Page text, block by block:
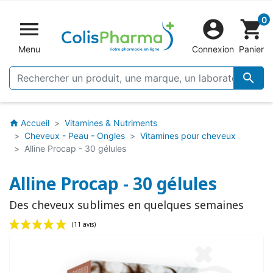

Menu


Connexion
shopping_cart0
Panier
home Accueil
Vitamines & Nutriments
Cheveux - Peau - Ongles
Vitamines pour cheveux
Alline Procap - 30 gélules
Alline Procap - 30 gélules
Des cheveux sublimes en quelques semaines
(11 avis)